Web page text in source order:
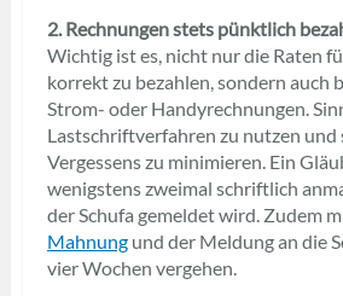
2. Rechnungen stets pünktlich
Wichtig ist es, nicht nur die Raten
korrekt zu bezahlen, sondern auch
Strom- oder Handyrechnungen.
Lastschriftverfahren zu nutzen und
Vergessens zu minimieren. Ein
wenigstens zweimal schriftlich
der Schufa gemeldet wird. Zudem
Mahnungund der Meldung an die
vier Wochen vergehen.